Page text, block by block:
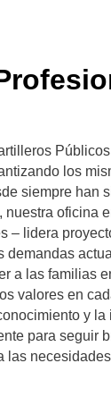
los
siempre han
oficina
– lidera
demandas
a las familias
valores en
y la
para seguir
las